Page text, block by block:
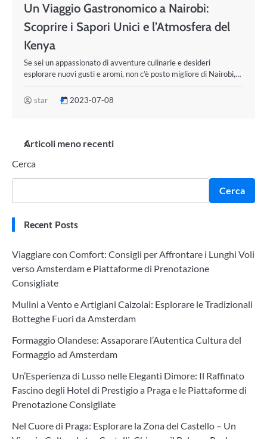
Un Viaggio Gastronomico a Nairobi:
Scoprire i Sapori Unici e l’Atmosfera del
Kenya
Se sei un appassionato di avventure culinarie e desideri
esplorare nuovi gusti e aromi, non c’è posto migliore di Nairobi,…
star 2023-07-08
Navigazione
articoli
Articoli meno recenti
Cerca
Cerca
Recent Posts
Viaggiare con Comfort: Consigli per Affrontare i Lunghi Voli
verso Amsterdam e Piattaforme di Prenotazione
Consigliate
Mulini a Vento e Artigiani Calzolai: Esplorare le Tradizionali
Botteghe Fuori da Amsterdam
Formaggio Olandese: Assaporare l’Autentica Cultura del
Formaggio ad Amsterdam
Un’Esperienza di Lusso nelle Eleganti Dimore: Il Raffinato
Fascino degli Hotel di Prestigio a Praga e le Piattaforme di
Prenotazione Consigliate
Nel Cuore di Praga: Esplorare la Zona del Castello – Un